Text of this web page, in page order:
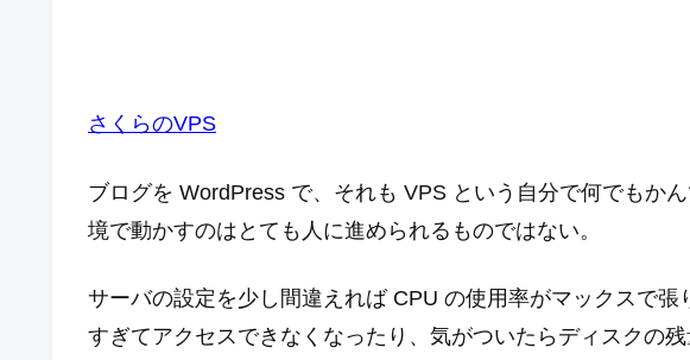
さくらのVPS
ブログを WordPress で、それも VPS という自分で何でもか
境で動かすのはとても人に進められるものではない。
サーバの設定を少し間違えれば CPU の使用率がマックスで
すぎてアクセスできなくなったり、気がついたらディスクの